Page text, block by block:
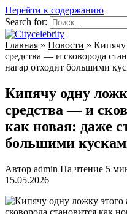
Перейти к содержанию
Search for:
Главная » Новости » Кипячу
средства — и сковорода
нагар отходит большими
Кипячу одну
средства — и
как новая: даже
большими
Автор admin На чтение 5
15.05.2026